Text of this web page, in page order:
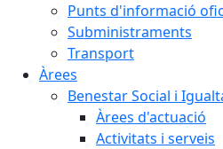
Punts d'informació
Subministraments
Transport
Àrees
Benestar Social i
Àrees d'actuació
Activitats i serveis